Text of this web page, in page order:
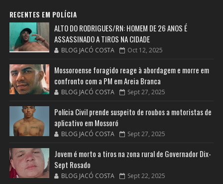
RECENTES EM POLÍCIA
ALTO DO RODRIGUES/RN: HOMEM DE 26 ANOS É
ASSASSINADO A TIROS NA CIDADE
BLOG JACÓ COSTA Oct 12, 2025
Mossoroense foragido reage à abordagem e morre em
confronto com a PM em Areia Branca
BLOG JACÓ COSTA Sept 27, 2025
Polícia Civil prende suspeito de roubos a motoristas de
aplicativo em Mossoró
BLOG JACÓ COSTA Sept 27, 2025
Jovem é morto a tiros na zona rural de Governador Dix-
Sept Rosado
BLOG JACÓ COSTA Sept 22, 2025